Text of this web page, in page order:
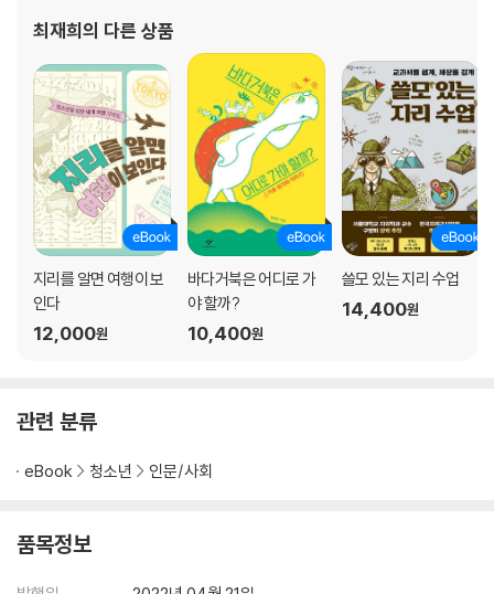
리 땅과 세계의 땅을 바로 알아 그곳에 담긴 이야기를
최재희의 다른 상품
지리를 알면 여행이 보
인다
12,000원
바다거북은 어디로 가
야 할까?
10,400원
쓸모 있는 지리 수업
14,400원
관련 분류
eBook 청소년 인문/사회
품목정보